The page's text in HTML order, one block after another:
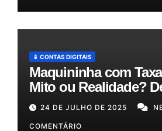
📱 CONTAS DIGITAIS
Maquininha com
Mito ou Realidade?
Melhores Opções
Bolso!
24 DE JULHO DE 2025
COMENTÁRIO